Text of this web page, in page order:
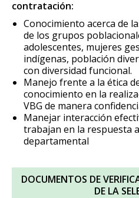
contratación:
Conocimiento acerca de
de los grupos
adolescentes, mujeres
indígenas, población
con diversidad funcional.
Manejo frente a la ética
conocimiento en la
VBG de manera
Manejar interacción
trabajan en la respuesta
departamental
DOCUMENTOS DE
DE LA